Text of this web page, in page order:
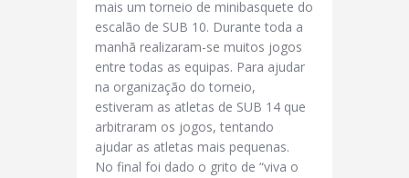
mais um torneio de minibasquete do
escalão de SUB 10. Durante toda a
manhã realizaram-se muitos jogos
entre todas as equipas. Para ajudar
na organização do torneio,
estiveram as atletas de SUB 14 que
arbitraram os jogos, tentando
ajudar as atletas mais pequenas.
No final foi dado o grito de “viva o